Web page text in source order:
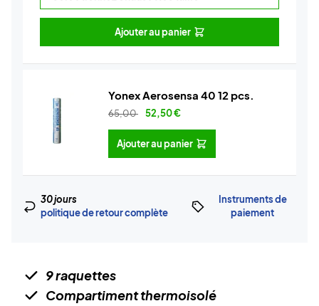
Ajouter au panier
Yonex Aerosensa 40 12 pcs.
65,00 52,50€
Ajouter au panier
30 jours
politique de retour complète
Instruments de
paiement
9 raquettes
Compartiment thermoisolé